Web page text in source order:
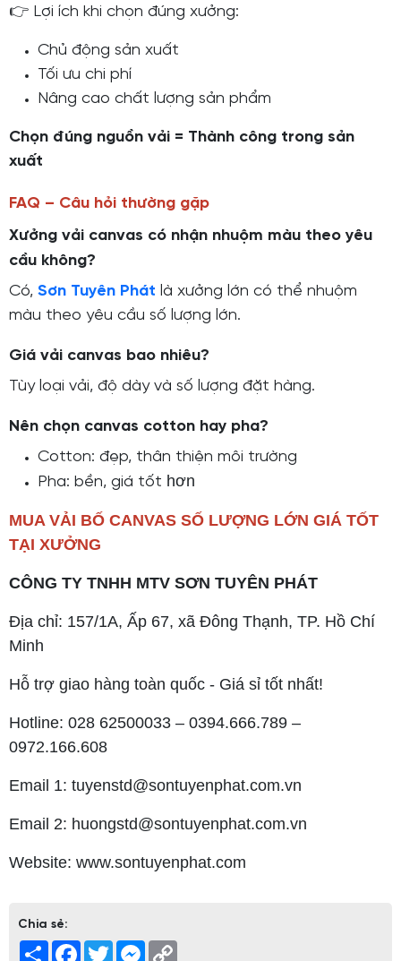
👉 Lợi ích khi chọn đúng xưởng:
Chủ động sản xuất
Tối ưu chi phí
Nâng cao chất lượng sản phẩm
Chọn đúng nguồn vải = Thành công trong sản
xuất
FAQ – Câu hỏi thường gặp
Xưởng vải canvas có nhận nhuộm màu theo yêu
cầu không?
Có, Sơn Tuyên Phát là xưởng lớn có thể nhuộm
màu theo yêu cầu số lượng lớn.
Giá vải canvas bao nhiêu?
Tùy loại vải, độ dày và số lượng đặt hàng.
Nên chọn canvas cotton hay pha?
Cotton: đẹp, thân thiện môi trường
Pha: bền, giá tốt hơn
MUA VẢI BỐ CANVAS SỐ LƯỢNG LỚN GIÁ TỐT
TẠI XƯỞNG
CÔNG TY TNHH MTV SƠN TUYÊN PHÁT
Địa chỉ: 157/1A, Ấp 67, xã Đông Thạnh, TP. Hồ Chí
Minh
Hỗ trợ giao hàng toàn quốc - Giá sỉ tốt nhất!
Hotline: 028 62500033 – 0394.666.789 –
0972.166.608
Email 1: tuyenstd@sontuyenphat.com.vn
Email 2: huongstd@sontuyenphat.com.vn
Website: www.sontuyenphat.com
Chia sẻ:
Share Facebook
TwitterMessenger